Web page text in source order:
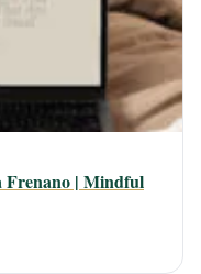
Frenano | Mindful